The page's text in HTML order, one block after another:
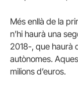
Més enllà de la
n’hi haurà una
2018-, que haurà
autònomes.
milions d’euros.